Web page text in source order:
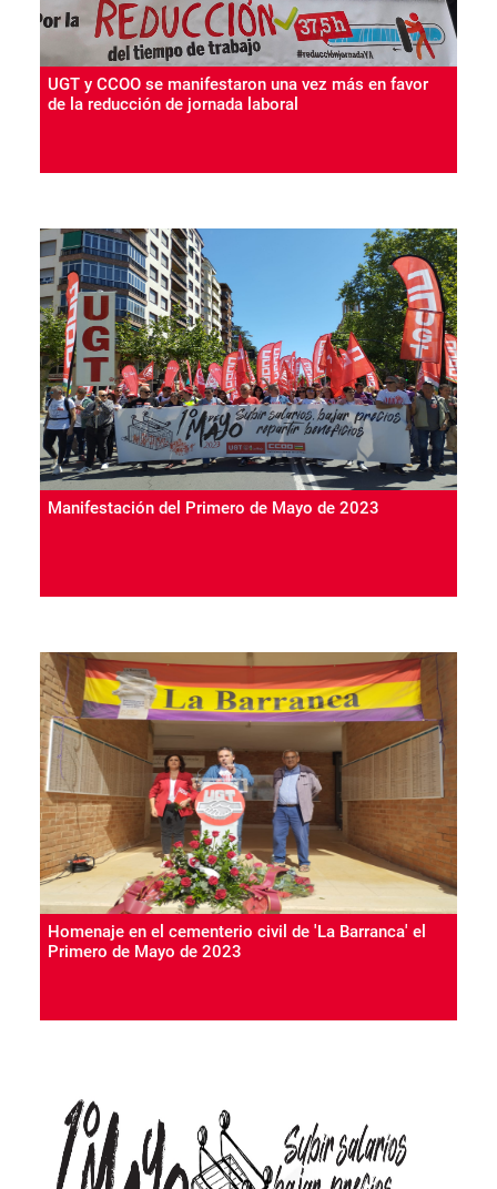
UGT y CCOO se manifestaron una vez más en favor
de la reducción de jornada laboral
Manifestación del Primero de Mayo de 2023
Homenaje en el cementerio civil de 'La Barranca' el
Primero de Mayo de 2023